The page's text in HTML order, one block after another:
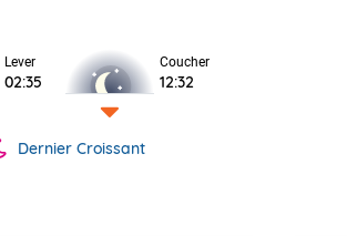
VIGILANCE ROUGE
Lever
02:35
Coucher
12:32
Dernier Croissant